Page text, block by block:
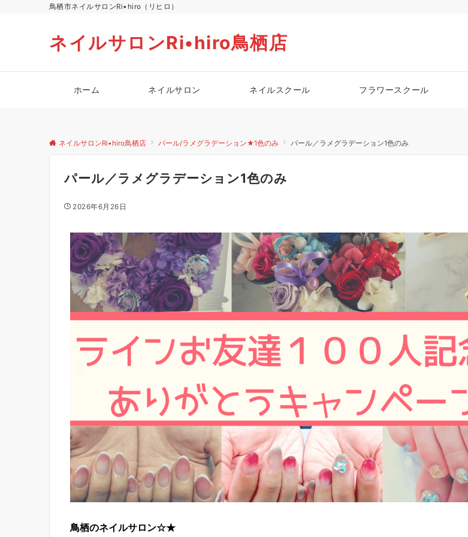
鳥栖市ネイルサロンRi•hiro（リヒロ）
ネイルサロンRi•hiro鳥栖店
ホーム ネイルサロン ネイルスクール フラワースクール
ネイルサロンRi•hiro鳥栖店 パール/ラメグラデーション★1色のみ パール／ラメグラデーション1色のみ
パール／ラメグラデーション1色のみ
2026年6月26日
鳥栖のネイルサロン☆★